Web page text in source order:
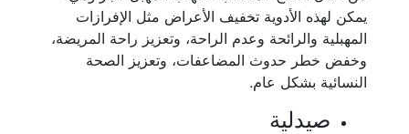
يمكن لهذه الأدوية تخفيف الأعراض مثل الإفرازات
المهبلية والرائحة وعدم الراحة، وتعزيز راحة المريضة،
وخفض خطر حدوث المضاعفات، وتعزيز الصحة
النسائية بشكل عام.
صيدلية